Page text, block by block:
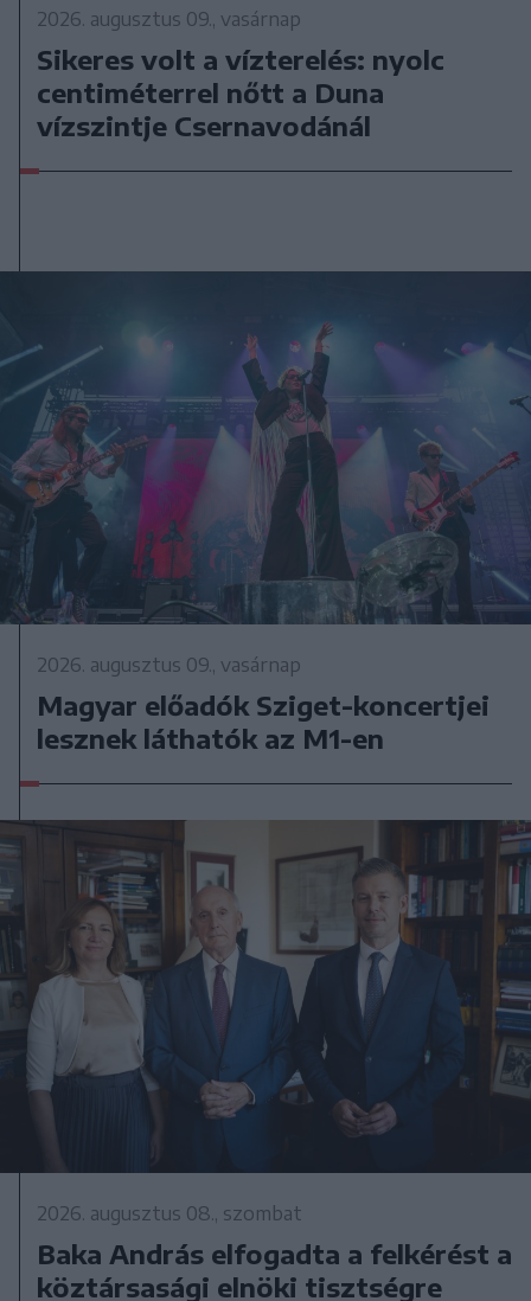
2026. augusztus 09., vasárnap
Sikeres volt a vízterelés: nyolc
centiméterrel nőtt a Duna
vízszintje Csernavodánál
2026. augusztus 09., vasárnap
Magyar előadók Sziget-koncertjei
lesznek láthatók az M1-en
2026. augusztus 08., szombat
Baka András elfogadta a felkérést a
köztársasági elnöki tisztségre